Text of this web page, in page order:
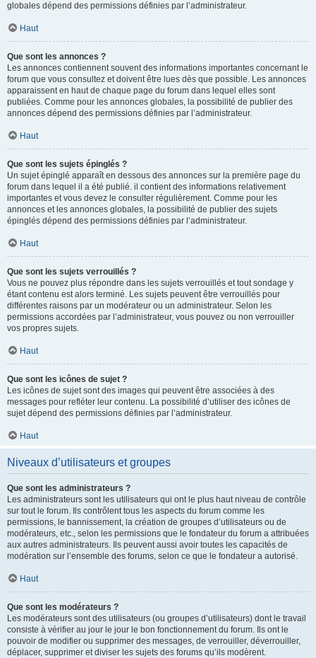
globales dépend des permissions définies par l’administrateur.
Haut
Que sont les annonces ?
Les annonces contiennent souvent des informations importantes concernant le
forum que vous consultez et doivent être lues dès que possible. Les annonces
apparaissent en haut de chaque page du forum dans lequel elles sont
publiées. Comme pour les annonces globales, la possibilité de publier des
annonces dépend des permissions définies par l’administrateur.
Haut
Que sont les sujets épinglés ?
Un sujet épinglé apparaît en dessous des annonces sur la première page du
forum dans lequel il a été publié. il contient des informations relativement
importantes et vous devez le consulter régulièrement. Comme pour les
annonces et les annonces globales, la possibilité de publier des sujets
épinglés dépend des permissions définies par l’administrateur.
Haut
Que sont les sujets verrouillés ?
Vous ne pouvez plus répondre dans les sujets verrouillés et tout sondage y
étant contenu est alors terminé. Les sujets peuvent être verrouillés pour
différentes raisons par un modérateur ou un administrateur. Selon les
permissions accordées par l’administrateur, vous pouvez ou non verrouiller
vos propres sujets.
Haut
Que sont les icônes de sujet ?
Les icônes de sujet sont des images qui peuvent être associées à des
messages pour refléter leur contenu. La possibilité d’utiliser des icônes de
sujet dépend des permissions définies par l’administrateur.
Haut
Niveaux d’utilisateurs et groupes
Que sont les administrateurs ?
Les administrateurs sont les utilisateurs qui ont le plus haut niveau de contrôle
sur tout le forum. Ils contrôlent tous les aspects du forum comme les
permissions, le bannissement, la création de groupes d’utilisateurs ou de
modérateurs, etc., selon les permissions que le fondateur du forum a attribuées
aux autres administrateurs. Ils peuvent aussi avoir toutes les capacités de
modération sur l’ensemble des forums, selon ce que le fondateur a autorisé.
Haut
Que sont les modérateurs ?
Les modérateurs sont des utilisateurs (ou groupes d’utilisateurs) dont le travail
consiste à vérifier au jour le jour le bon fonctionnement du forum. Ils ont le
pouvoir de modifier ou supprimer des messages, de verrouiller, déverrouiller,
déplacer, supprimer et diviser les sujets des forums qu’ils modèrent.